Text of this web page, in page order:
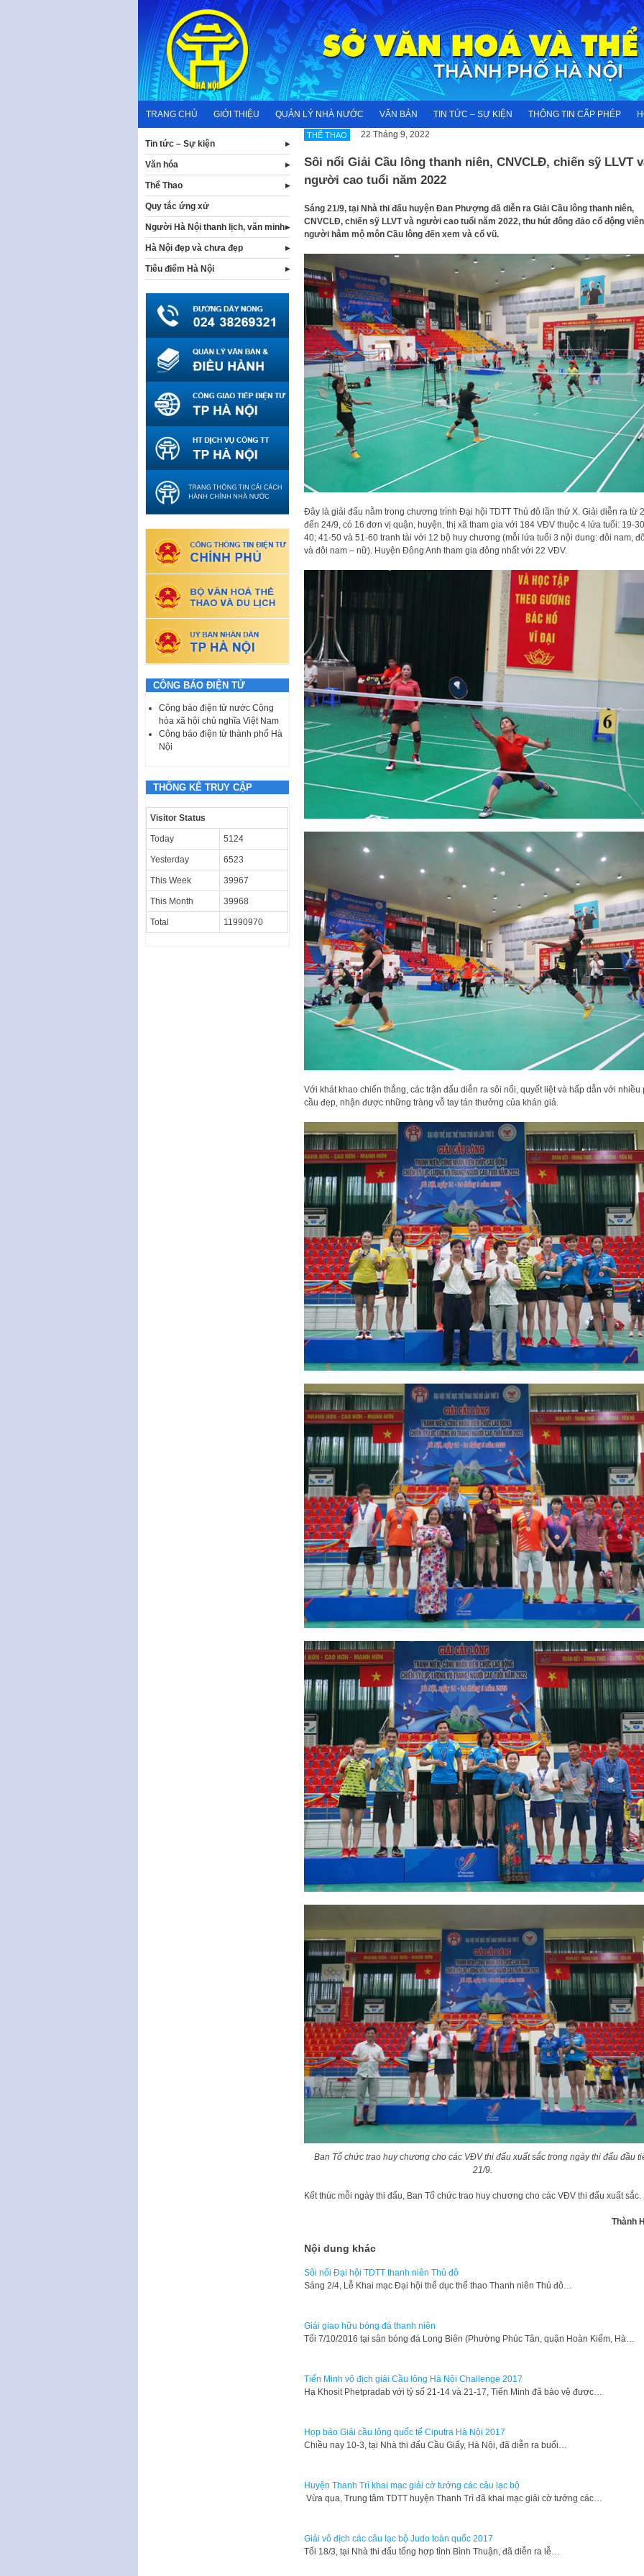
content
TRANG CHỦ GIỚI THIỆU QUẢN LÝ NHÀ NƯỚC VĂN BẢN TIN TỨC – SỰ KIỆN THÔNG TIN CẤP PHÉP
THỂ THAO 22 Tháng 9, 2022
Sôi nổi Giải Cầu lông thanh niên, CNVCLĐ, chiến sỹ LLVT
người cao tuổi năm 2022
Sáng 21/9, tại Nhà thi đấu huyện Đan Phượng đã diễn ra Giải Cầu lông thanh niên,
CNVCLĐ, chiến sỹ LLVT và người cao tuổi năm 2022, thu hút đông đảo cổ động
người hâm mộ môn Cầu lông đến xem và cổ vũ.
Đây là giải đấu nằm trong chương trình Đại hội TDTT Thủ đô lần thứ X. Giải diễn ra từ
đến 24/9, có 16 đơn vị quận, huyện, thị xã tham gia với 184 VĐV thuộc 4 lứa tuổi: 19-
40; 41-50 và 51-60 tranh tài với 12 bộ huy chương (mỗi lứa tuổi 3 nội dung: đôi nam,
và đôi nam – nữ). Huyện Đông Anh tham gia đông nhất với 22 VĐV.
Với khát khao chiến thắng, các trận đấu diễn ra sôi nổi, quyết liệt và hấp dẫn với nhiều
cầu đẹp, nhận được những tràng vỗ tay tán thưởng của khán giả.
Ban Tổ chức trao huy chương cho các VĐV thi đấu xuất sắc trong ngày thi đấu đầu
21/9.
Kết thúc mỗi ngày thi đấu, Ban Tổ chức trao huy chương cho các VĐV thi đấu xuất sắc.
Thành
Nội dung khác
Sôi nổi Đại hội TDTT thanh niên Thủ đô
Sáng 2/4, Lễ Khai mạc Đại hội thể dục thể thao Thanh niên Thủ đô…
Giải giao hữu bóng đá thanh niên
Tối 7/10/2016 tại sân bóng đá Long Biên (Phường Phúc Tân, quận Hoàn Kiếm, Hà…
Tiến Minh vô địch giải Cầu lông Hà Nội Challenge 2017
Hạ Khosit Phetpradab với tỷ số 21-14 và 21-17, Tiến Minh đã bảo vệ được…
Họp báo Giải cầu lông quốc tế Ciputra Hà Nội 2017
Chiều nay 10-3, tại Nhà thi đấu Cầu Giấy, Hà Nội, đã diễn ra buổi…
Huyện Thanh Trì khai mạc giải cờ tướng các câu lạc bộ
Vừa qua, Trung tâm TDTT huyện Thanh Trì đã khai mạc giải cờ tướng các…
Giải vô địch các câu lạc bộ Judo toàn quốc 2017
Tối 18/3, tại Nhà thi đấu tổng hợp tỉnh Bình Thuận, đã diễn ra lễ…
Tin tức – Sự kiện
Văn hóa
Thể Thao
Quy tắc ứng xử
Người Hà Nội thanh lịch, văn minh
Hà Nội đẹp và chưa đẹp
Tiêu điểm Hà Nội
CÔNG BÁO ĐIỆN TỬ
Công báo điện tử nước Cộng
hòa xã hội chủ nghĩa Việt Nam
Công báo điện tử thành phố Hà
Nội
THỐNG KÊ TRUY CẬP
Visitor Status
Today 5124
Yesterday 6523
This Week 39967
This Month 39968
Total 11990970